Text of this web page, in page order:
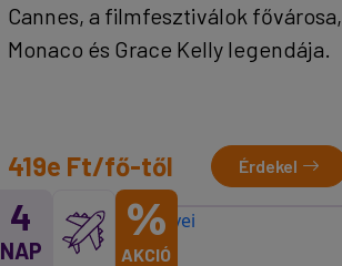
Cannes, a filmfesztiválok fővárosa,
Monaco és Grace Kelly legendája.
419e Ft/fő-től Érdekel
4
NAP
%
AKCIÓ